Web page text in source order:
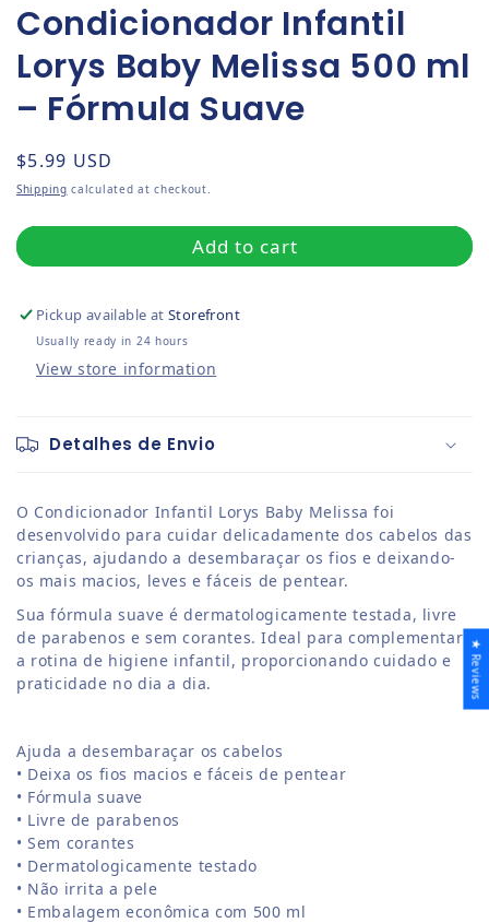
Condicionador Infantil
Lorys Baby Melissa 500 ml
– Fórmula Suave
Regular price
$5.99 USD
Shipping calculated at checkout.
Add to cart
Pickup available atStorefront
Usually ready in 24 hours
View store information
Detalhes de Envio
O Condicionador Infantil Lorys Baby Melissa foi
desenvolvido para cuidar delicadamente dos cabelos das
crianças, ajudando a desembaraçar os fios e deixando-
os mais macios, leves e fáceis de pentear.
Sua fórmula suave é dermatologicamente testada, livre
de parabenos e sem corantes. Ideal para complementar
a rotina de higiene infantil, proporcionando cuidado e
praticidade no dia a dia.
Ajuda a desembaraçar os cabelos
• Deixa os fios macios e fáceis de pentear
• Fórmula suave
• Livre de parabenos
• Sem corantes
• Dermatologicamente testado
• Não irrita a pele
• Embalagem econômica com 500 ml
★ Reviews